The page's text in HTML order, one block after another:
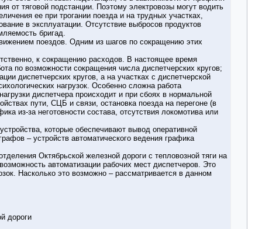
от тяговой подстанции. Поэтому электровозы могут водить
ее при трогании поезда и на трудных участках,
в эксплуатации. Отсутствие выбросов продуктов
бригад.
поездов. Одним из шагов по сокращению этих
к сокращению расходов. В настоящее время
по возможности сокращения числа диспетчерских кругов;
диспетчерских кругов, а на участках с диспетчерской
нагрузок. Особенно сложна работа
диспетчера происходит и при сбоях в нормальной
пути, СЦБ и связи, остановка поезда на перегоне (в
из-за неготовности состава, отсутствия локомотива или
которые обеспечивают вывод оперативной
– устройств автоматического ведения графика
Октябрьской железной дороги с тепловозной тяги на
автоматизации рабочих мест диспетчеров. Это
Насколько это возможно – рассматривается в данном
дороги